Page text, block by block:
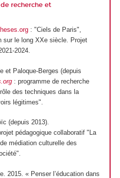
recherche et
: "Ciels de Paris",
sur le long XXe siècle. Projet
2024.
et Paloque-Berges (depuis
: programme de recherche
des techniques dans la
légitimes".
(depuis 2013).
pédagogique collaboratif "La
médiation culturelle des
2015. « Penser l’éducation dans